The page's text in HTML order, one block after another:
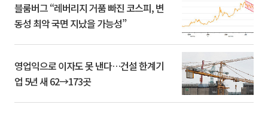
블룸버그 “레버리지 거품 빠진 코스피, 변
동성 최악 국면 지났을 가능성”
영업익으로 이자도 못 낸다…건설 한계기
업 5년 새 62→173곳